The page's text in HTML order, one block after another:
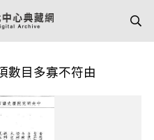
數目多寡不符由